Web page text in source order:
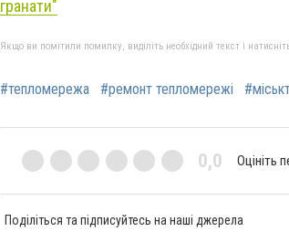
гранати"
Якщо ви помітили помилку, виділіть необхідний текст і
#тепломережа #ремонт тепломережі
0,0 Оцініть
Поділіться та підписуйтесь на наші джерела